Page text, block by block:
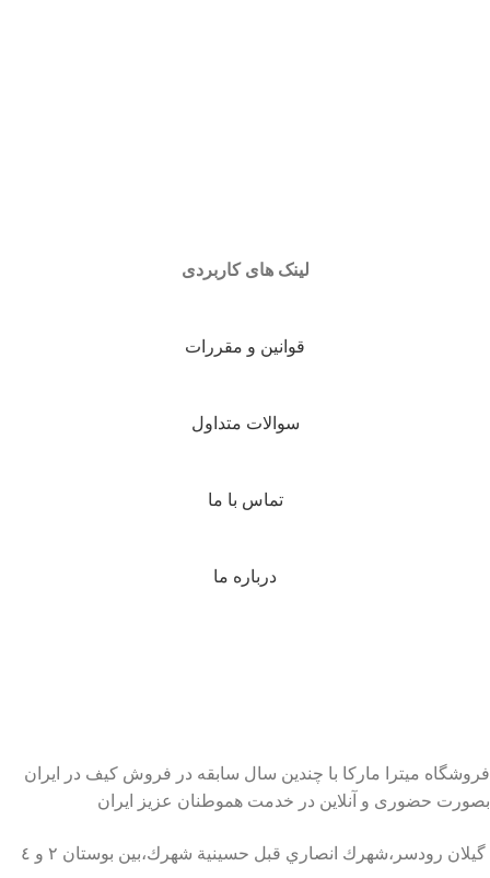
لینک های کاربردی
قوانین و مقررات
سوالات متداول
تماس با ما
درباره ما
فروشگاه میترا مارکا با چندین سال سابقه در فروش کیف در ایران
بصورت حضوری و آنلاین در خدمت هموطنان عزیز ایران
گيلان رودسر،شهرك انصاري قبل حسينية شهرك،بين بوستان ٢ و ٤